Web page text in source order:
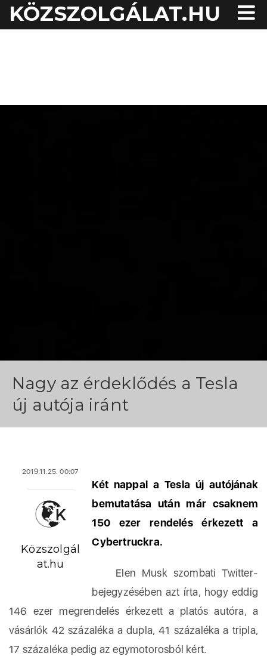
KÖZSZOLGÁLAT.HU
Nagy az érdeklődés a Tesla
új autója iránt
2019.11.25. 00:07
Közszolgál
at.hu
Két nappal a Tesla új autójának
bemutatása után már csaknem
150 ezer rendelés érkezett a
Cybertruckra.
Elen Musk szombati Twitter-
bejegyzésében azt írta, hogy eddig
146 ezer megrendelés érkezett a platós autóra, a
vásárlók 42 százaléka a dupla, 41 százaléka a tripla,
17 százaléka pedig az egymotorosból kért.